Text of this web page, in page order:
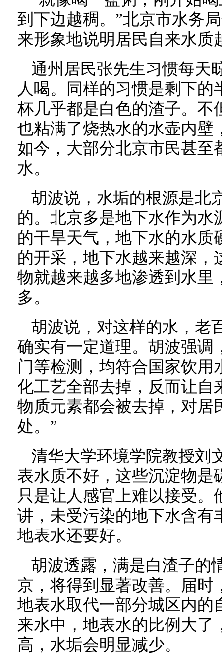
到下边越稠。”北京市水务
来形象地说明居民自来水质
通州居民张先生习惯每天
人喝。同样的习惯是剩下
杯几乎都是白色的渣子。不
也粘满了烧热水的水壶内壁
如今，大部分北京市民甚至
水。
胡波说，水垢的根源是北
的。北京多是地下水作为水
的干旱天气，地下水的水质
的开采，地下水越来越深，
物就越来越多地渗透到水里
多。
胡波说，对这样的水，老
确实有一定道理。胡波强调
门等检测，均符合国家饮用
化工艺全部去掉，反而让自
物质元素都会被去掉，对居
处。”
清华大学环境学院教授刘
表水质不好，这些沉淀物是
只是让人感官上难以接受
讲，未受污染的地下水含有
地表水还要好。
胡波透露，满是白渣子的
京，将得到显著改善。届时
地表水取代一部分城区内的
来水中，地表水的比例大了
高，水垢会明显减少。